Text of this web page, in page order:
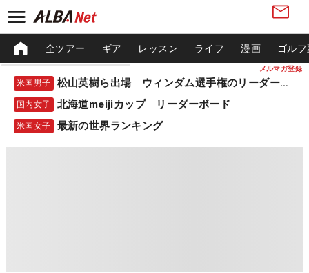
メルマガ登録
全ツアー ギア レッスン ライフ 漫画 ゴル
米国男子 松山英樹ら出場 ウィンダム選手権のリーダーボード
国内女子 北海道meijiカップ リーダーボード
米国女子 最新の世界ランキング